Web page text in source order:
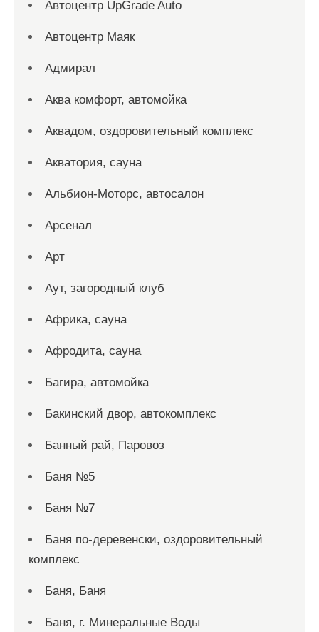
Автоцентр UpGrade Auto
Автоцентр Маяк
Адмирал
Аква комфорт, автомойка
Аквадом, оздоровительный комплекс
Акватория, сауна
Альбион-Моторс, автосалон
Арсенал
Арт
Аут, загородный клуб
Африка, сауна
Афродита, сауна
Багира, автомойка
Бакинский двор, автокомплекс
Банный рай, Паровоз
Баня №5
Баня №7
Баня по-деревенски, оздоровительный
комплекс
Баня, Баня
Баня, г. Минеральные Воды